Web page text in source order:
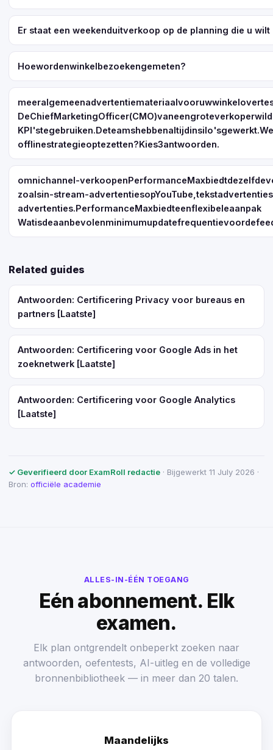
Er staat een weekenduitverkoop op de planning die u
Hoewordenwinkelbezoekengemeten?
offlinestrategieoptezetten?Kies3antwoorden.
omnichannel-
zoalsin-stream-
advertenties.PerformanceMaxbiedteenflexibeleaanpak
Related guides
Antwoorden: Certificering Privacy voor bureaus en
partners [Laatste]
Antwoorden: Certificering voor Google Ads in het
zoeknetwerk [Laatste]
Antwoorden: Certificering voor Google Analytics
[Laatste]
✓ Geverifieerd door ExamRoll redactie · Bijgewerkt 11 July 2026 ·
Bron: officiële academie
ALLES-IN-ÉÉN TOEGANG
Eén abonnement. Elk
examen.
Elk plan ontgrendelt onbeperkt zoeken naar
antwoorden, oefentests, AI-uitleg en de volledige
bronnenbibliotheek — in meer dan 20 talen.
Maandelijks